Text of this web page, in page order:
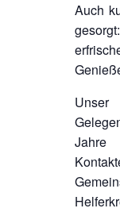
Auch
Jahre